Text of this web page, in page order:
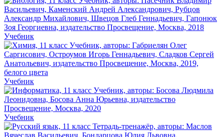
Учебник
Учебник
Учебник